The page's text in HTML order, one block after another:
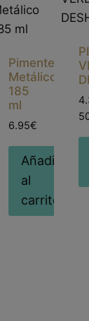
Pimentero
Metálico
185
ml
6.95€
Añadir
al
carrito